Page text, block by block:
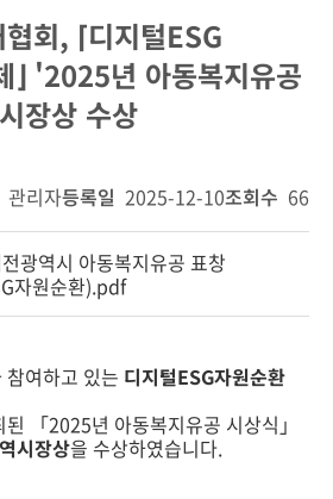
회, ⌈디지털ESG
⌋ '2025년 아동복지유공
장상 수상
관리자등록일 2025-12-10조회수 66
광역시 아동복지유공 표창
자원순환).pdf
여하고 있는 디지털ESG자원순환
「2025년 아동복지유공 시상식」
시장상을 수상하였습니다.